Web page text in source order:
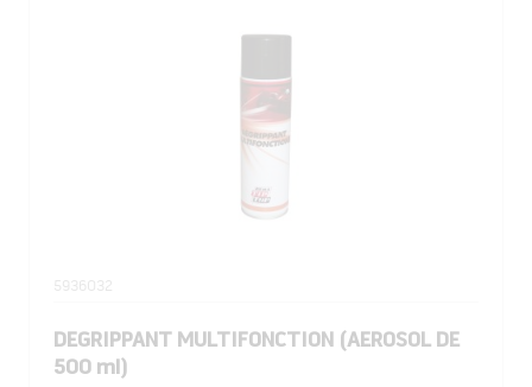
5936032
DEGRIPPANT MULTIFONCTION (AEROSOL DE
500 ml)